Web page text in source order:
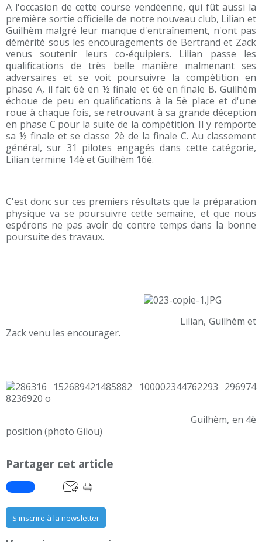
A l'occasion de cette course vendéenne, qui fût aussi la
première sortie officielle de notre nouveau club, Lilian et
Guilhèm malgré leur manque d'entraînement, n'ont pas
démérité sous les encouragements de Bertrand et Zack
venus soutenir leurs co-équipiers. Lilian passe les
qualifications de très belle manière malmenant ses
adversaires et se voit poursuivre la compétition en
phase A, il fait 6è en ½ finale et 6è en finale B. Guilhèm
échoue de peu en qualifications à la 5è place et d'une
roue à chaque fois, se retrouvant à sa grande déception
en phase C pour la suite de la compétition. Il y remporte
sa ½ finale et se classe 2è de la finale C. Au classement
général, sur 31 pilotes engagés dans cette catégorie,
Lilian termine 14è et Guilhèm 16è.
C'est donc sur ces premiers résultats que la préparation
physique va se poursuivre cette semaine, et que nous
espérons ne pas avoir de contre temps dans la bonne
poursuite des travaux.
Lilian, Guilhèm et
Zack venu les encourager.
Guilhèm, en 4è
position (photo Gilou)
Partager cet article
S'inscrire à la newsletter